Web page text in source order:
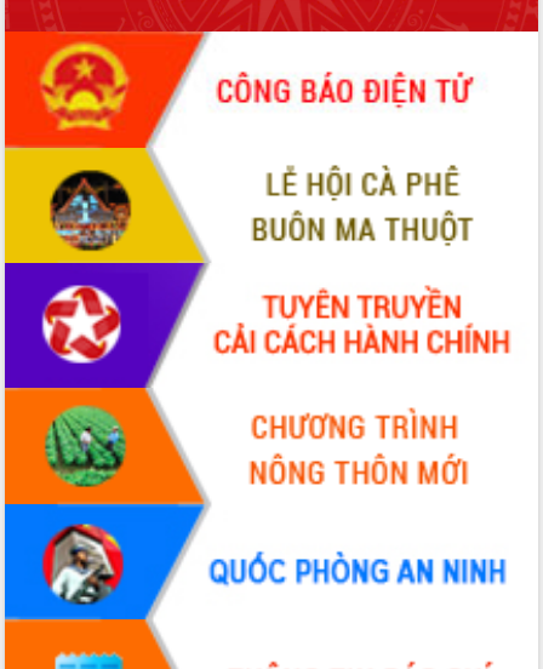
Xã Ea Kar bước chuyển mình trong
công tác cải cách hành chính mô hình
mới
UBND tỉnh họp báo định kỳ tháng 4
năm 2026
Hội thảo khoa học “Giải pháp thúc đẩy
phát triển nền kinh tế xanh tại tỉnh
Đắk Lắk”
Tăng cường giám sát, đôn đốc thực
hiện nhiệm vụ quản lý tài sản công
Tháo gỡ những vướng mắc, đẩy mạnh
công tác cải cách thủ tục hành chính
tại Trung tâm Phục vụ hành chính
Đắk Lắk: Tôn vinh 46 giải pháp tại Hội
thi Sáng tạo Kỹ thuật 2024 - 2025
Đắk Lắk rà soát, điều chỉnh Đề án 190
về phát triển nuôi trồng thủy sản
Phó Chủ tịch UBND tỉnh Đắk Lắk
Trương Công Thái kiểm tra thực địa
Dự án cao tốc Khánh Hòa - Buôn Ma
Thuột
Định vị cà phê Việt Nam như một “di
sản sống” trong dòng chảy toàn cầu